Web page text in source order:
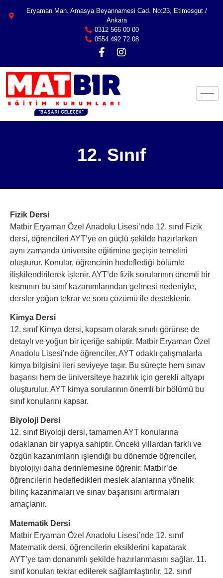
Eryaman Mah. Amasya Beyannamesi Cad. No:23, Etimesgut /
Ankara
0312 566 00 00
0554 492 72 08
12. Sınıf
Fizik Dersi
Matbir Eryaman Özel Anadolu Lisesi’nde 12. sınıf Fizik
dersi, öğrencileri AYT’ye en güçlü şekilde hazırlarken
aynı zamanda üniversite eğitimine geçişin temelini
oluşturur. Konular, öğrencinin hedeflediği bölümle
ilişkilendirilerek işlenir. AYT’de fizik sorularının önemli bir
kısmının bu sınıf kazanımlarından gelmesi nedeniyle,
dersler yoğun tekrar ve soru çözümü ile desteklenir.
Kimya Dersi
12. sınıf Kimya dersi, kapsam olarak sınırlı görünse de
detaylı ve yoğun bir içeriğe sahiptir. Matbir Eryaman Özel
Anadolu Lisesi’nde öğrenciler, AYT odaklı çalışmalarla
kimya bilgisini ileri seviyeye taşır. Bu süreçte hem sınav
başarısı hem de üniversiteye hazırlık için gerekli altyapı
oluşturulur. AYT kimya sorularının önemli bir bölümü bu
sınıf konularını kapsar.
Biyoloji Dersi
12. sınıf Biyoloji dersi, tamamen AYT konularına
odaklanan bir yapıya sahiptir. Önceki yıllardan farklı ve
özgün kazanımların işlendiği bu dönemde öğrenciler,
biyolojiyi daha derinlemesine öğrenir. Matbir’de
öğrencilerin hedefledikleri meslek alanlarına yönelik
bilinç kazanmaları ve sınav başarısını artırmaları
amaçlanır.
Matematik Dersi
Matbir Eryaman Özel Anadolu Lisesi’nde 12. sınıf
Matematik dersi, öğrencilerin eksiklerini kapatarak
AYT’ye tam donanımlı şekilde hazırlanmasını sağlar. 11.
sınıf konuları tekrar edilerek sağlamlaştırılır, 12. sınıf